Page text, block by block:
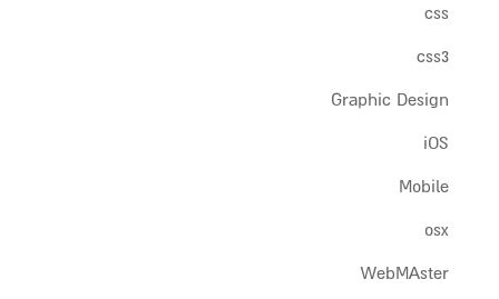
css
css3
Graphic Design
iOS
Mobile
osx
WebMAster